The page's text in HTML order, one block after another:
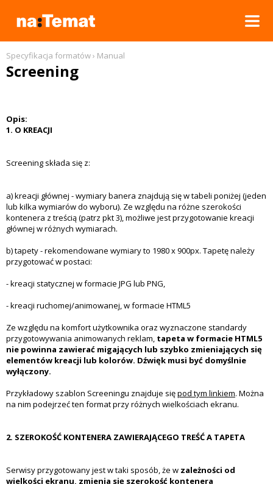
REKLAMA W GNT
SPECYFIKACJE FORMATÓW
FORMAT SPECIFICATIONS
Specyfikacja formatów› Manual
Screening
Opis:
1. O KREACJI
Screening składa się z:
a) kreacji głównej - wymiary banera znajdują się w tabeli poniżej (jeden
lub kilka wymiarów do wyboru). Ze względu na różne szerokości
kontenera z treścią (patrz pkt 3), możliwe jest przygotowanie kreacji
głównej w różnych wymiarach.
b) tapety - rekomendowane wymiary to 1980 x 900px. Tapetę należy
przygotować w postaci:
- kreacji statycznej w formacie JPG lub PNG,
- kreacji ruchomej/animowanej, w formacie HTML5
Ze względu na komfort użytkownika oraz wyznaczone standardy
przygotowywania animowanych reklam, tapeta w formacie HTML5
nie powinna zawierać migających lub szybko zmieniających się
elementów kreacji lub kolorów. Dźwięk musi być domyślnie
wyłączony.
Przykładowy szablon Screeningu znajduje siępod tym linkiem. Można
na nim podejrzeć ten format przy różnych wielkościach ekranu.
2. SZEROKOŚĆ KONTENERA ZAWIERAJĄCEGO TREŚĆ A TAPETA
Serwisy przygotowany jest w taki sposób, że w zależności od
wielkości ekranu, zmienia się szerokość kontenera